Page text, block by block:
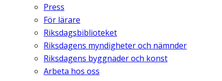
Press
För lärare
Riksdagsbiblioteket
Riksdagens myndigheter och nämnder
Riksdagens byggnader och konst
Arbeta hos oss